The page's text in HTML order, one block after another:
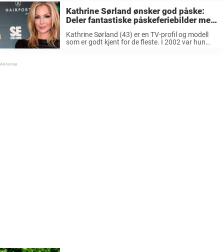
Kathrine Sørland ønsker god påske:
Deler fantastiske påskeferiebilder med
familien
Kathrine Sørland (43) er en TV-profil og modell
som er godt kjent for de fleste. I 2002 var hun